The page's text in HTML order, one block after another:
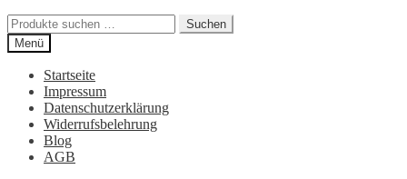
Suchen
nach:
Suchen
Menü
Startseite
Impressum
Datenschutzerklärung
Widerrufsbelehrung
Blog
AGB